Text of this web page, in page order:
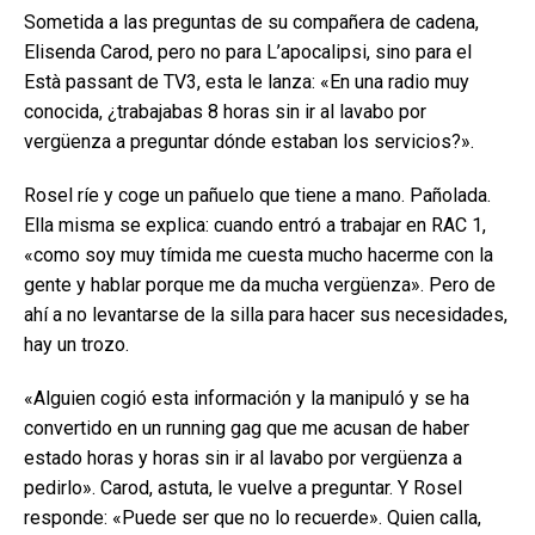
Sometida a las preguntas de su compañera de cadena,
Elisenda Carod, pero no para L’apocalipsi, sino para el
Està passant de TV3, esta le lanza: «En una radio muy
conocida, ¿trabajabas 8 horas sin ir al lavabo por
vergüenza a preguntar dónde estaban los servicios?».
Rosel ríe y coge un pañuelo que tiene a mano. Pañolada.
Ella misma se explica: cuando entró a trabajar en RAC 1,
«como soy muy tímida me cuesta mucho hacerme con la
gente y hablar porque me da mucha vergüenza». Pero de
ahí a no levantarse de la silla para hacer sus necesidades,
hay un trozo.
«Alguien cogió esta información y la manipuló y se ha
convertido en un running gag que me acusan de haber
estado horas y horas sin ir al lavabo por vergüenza a
pedirlo». Carod, astuta, le vuelve a preguntar. Y Rosel
responde: «Puede ser que no lo recuerde». Quien calla,